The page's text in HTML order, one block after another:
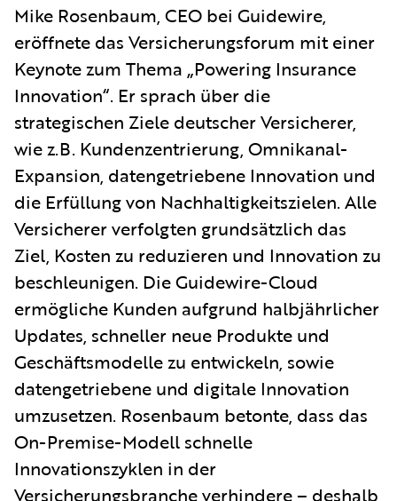
Mike Rosenbaum, CEO bei Guidewire,
eröffnete das Versicherungsforum mit einer
Keynote zum Thema „Powering Insurance
Innovation“. Er sprach über die
strategischen Ziele deutscher Versicherer,
wie z.B. Kundenzentrierung, Omnikanal-
Expansion, datengetriebene Innovation und
die Erfüllung von Nachhaltigkeitszielen. Alle
Versicherer verfolgten grundsätzlich das
Ziel, Kosten zu reduzieren und Innovation zu
beschleunigen. Die Guidewire-Cloud
ermögliche Kunden aufgrund halbjährlicher
Updates, schneller neue Produkte und
Geschäftsmodelle zu entwickeln, sowie
datengetriebene und digitale Innovation
umzusetzen. Rosenbaum betonte, dass das
On-Premise-Modell schnelle
Innovationszyklen in der
Versicherungsbranche verhindere – deshalb